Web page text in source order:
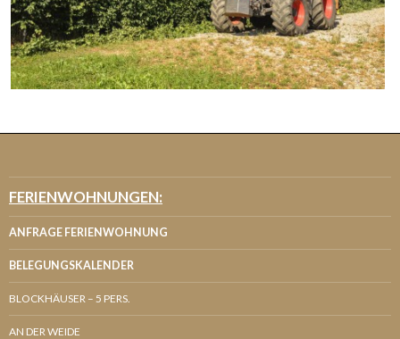
FERIENWOHNUNGEN:
ANFRAGE FERIENWOHNUNG
BELEGUNGSKALENDER
BLOCKHÄUSER – 5 PERS.
AN DER WEIDE